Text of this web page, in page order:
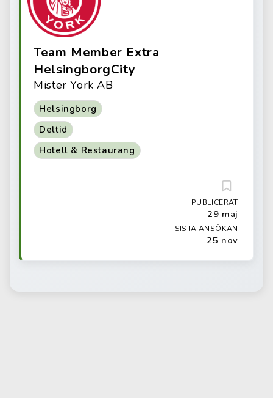
Team Member Extra
HelsingborgCity
Mister York AB
Helsingborg
Deltid
Hotell & Restaurang
PUBLICERAT
29 maj
SISTA ANSÖKAN
25 nov